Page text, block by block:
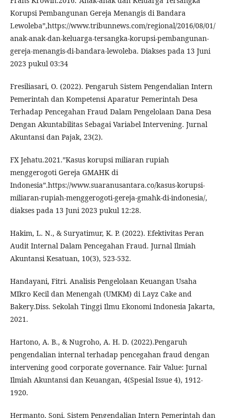
Korupsi Pembangunan Gereja Menangis di Bandara
Lewoleba”,https://www.tribunnews.com/regional/2016/08/01/
anak-anak-dan-keluarga-tersangka-korupsi-pembangunan-
gereja-menangis-di-bandara-lewoleba. Diakses pada 13 Juni
2023 pukul 03:34
Fresiliasari, O. (2022). Pengaruh Sistem Pengendalian Intern
Pemerintah dan Kompetensi Aparatur Pemerintah Desa
Terhadap Pencegahan Fraud Dalam Pengelolaan Dana Desa
Dengan Akuntabilitas Sebagai Variabel Intervening. Jurnal
Akuntansi dan Pajak, 23(2).
FX Jehatu.2021.”Kasus korupsi miliaran rupiah
menggerogoti Gereja GMAHK di
Indonesia”.https://www.suaranusantara.co/kasus-korupsi-
miliaran-rupiah-menggerogoti-gereja-gmahk-di-indonesia/,
diakses pada 13 Juni 2023 pukul 12:28.
Hakim, L. N., & Suryatimur, K. P. (2022). Efektivitas Peran
Audit Internal Dalam Pencegahan Fraud. Jurnal Ilmiah
Akuntansi Kesatuan, 10(3), 523-532.
Handayani, Fitri. Analisis Pengelolaan Keuangan Usaha
MIkro Kecil dan Menengah (UMKM) di Layz Cake and
Bakery.Diss. Sekolah Tinggi Ilmu Ekonomi Indonesia Jakarta,
2021.
Hartono, A. B., & Nugroho, A. H. D. (2022).Pengaruh
pengendalian internal terhadap pencegahan fraud dengan
intervening good corporate governance. Fair Value: Jurnal
Ilmiah Akuntansi dan Keuangan, 4(Spesial Issue 4), 1912-
1920.
Hermanto, Soni. Sistem Pengendalian Intern Pemerintah dan